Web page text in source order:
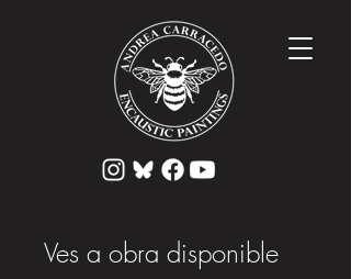
Ves a obra disponible